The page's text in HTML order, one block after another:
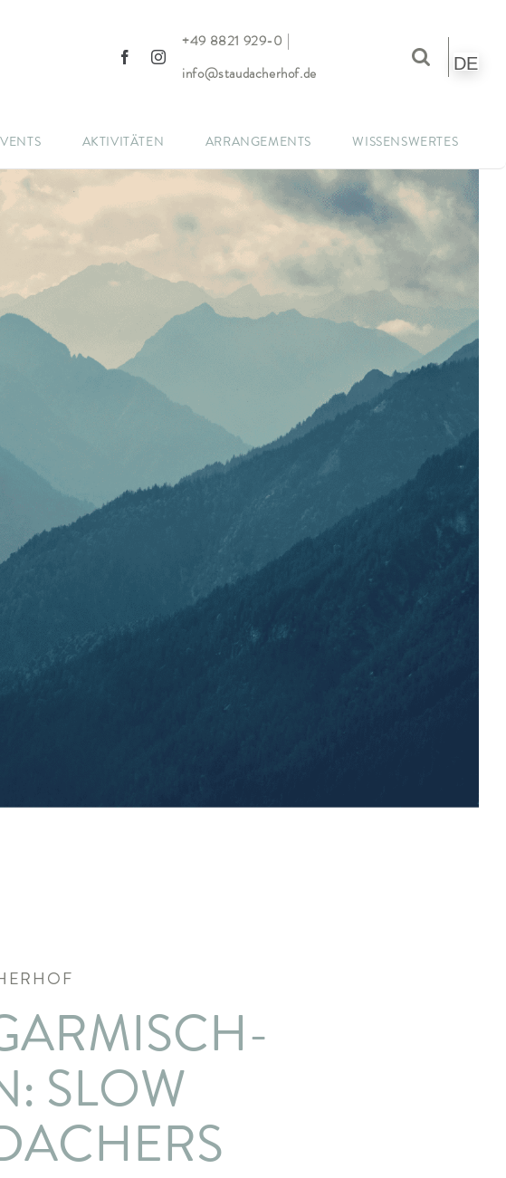
+49 8821 929-0
info@staudacherhof.de DE
AKTIVITÄTEN ARRANGEMENTS WISSENSWERTES
SLOW